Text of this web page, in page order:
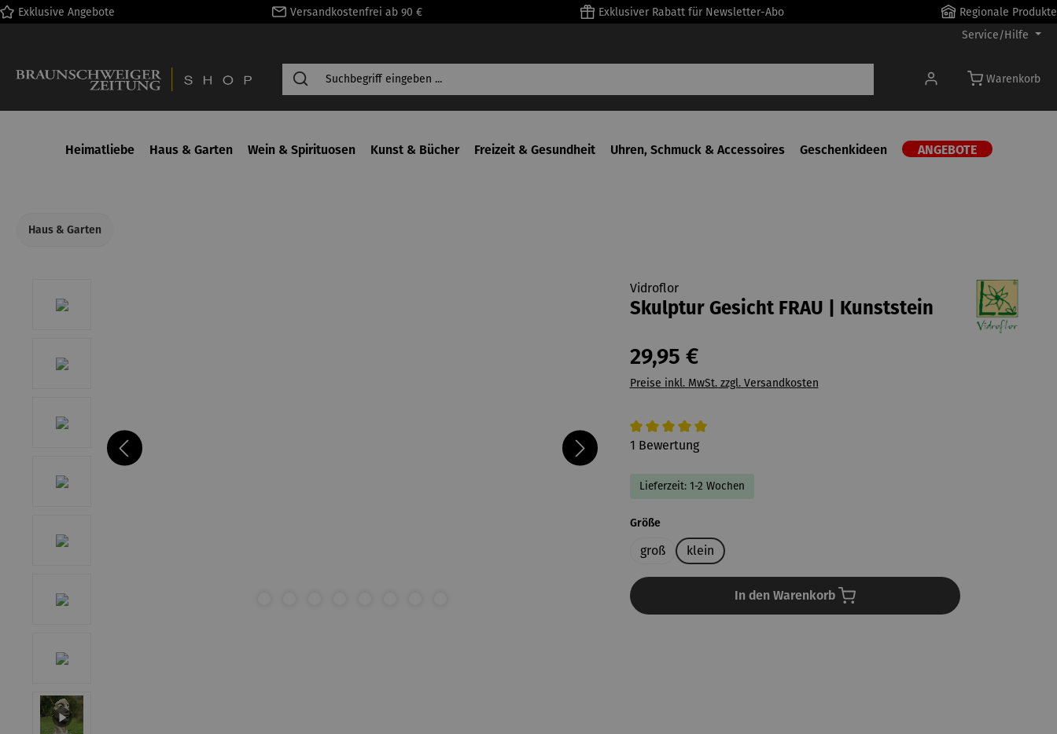
Zur Hauptnavigation springen
Exklusive Angebote Versandkostenfrei ab 90 € Exklusiver Rabatt für Newsletter-Abo
Regionale Produkte
Service/Hilfe
Warenkorb
Heimatliebe Haus & Garten Wein & Spirituosen Kunst & Bücher Freizeit & Gesundheit Uhren, Schmuck & Accessoires Geschenkideen ANGEBOTE
Haus & Garten
Vidroflor
Skulptur Gesicht FRAU | Kunststein
29,95 €
Preise inkl. MwSt. zzgl. Versandkosten
Durchschnittliche Bewertung von 5 von 5 Sternen
1 Bewertung
Lieferzeit: 1-2 Wochen
Größeauswählen
groß klein
In den Warenkorb